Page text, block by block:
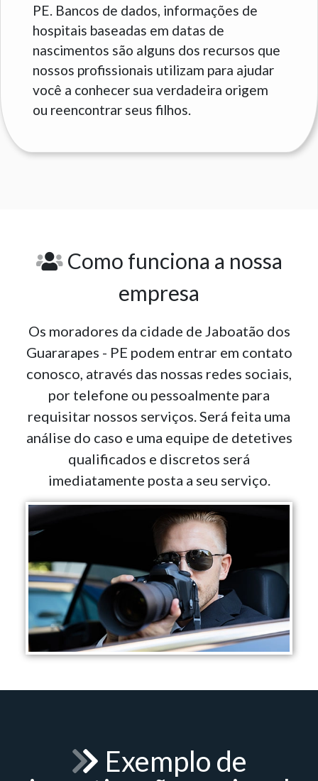
PE. Bancos de dados, informações de
hospitais baseadas em datas de
nascimentos são alguns dos recursos que
nossos profissionais utilizam para ajudar
você a conhecer sua verdadeira origem
ou reencontrar seus filhos.
Como funciona a nossa
empresa
Os moradores da cidade de Jaboatão dos
Guararapes - PE podem entrar em contato
conosco, através das nossas redes sociais,
por telefone ou pessoalmente para
requisitar nossos serviços. Será feita uma
análise do caso e uma equipe de detetives
qualificados e discretos será
imediatamente posta a seu serviço.
Exemplo de